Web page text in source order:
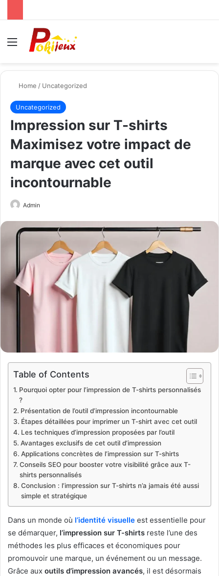
Menu
Home / Uncategorized
Uncategorized
Impression sur T-shirts
Maximisez votre impact de
marque avec cet outil
incontournable
Admin
email
Table of Contents
Pourquoi opter pour l’impression de T-shirts personnalisés
?
Présentation de l’outil d’impression incontournable
Étapes détaillées pour imprimer un T-shirt avec cet outil
Les techniques d’impression proposées par l’outil
Avantages exclusifs de cet outil d’impression
Applications concrètes de l’impression sur T-shirts
Conseils SEO pour booster votre visibilité grâce aux T-
shirts personnalisés
Conclusion : l’impression sur T-shirts n’a jamais été aussi
simple et stratégique
Dans un monde où l’identité visuelle est essentielle pour
se démarquer, l’impression sur T-shirts reste l’une des
méthodes les plus efficaces et économiques pour
promouvoir une marque, un événement ou un message.
Grâce aux outils d’impression avancés, il est désormais